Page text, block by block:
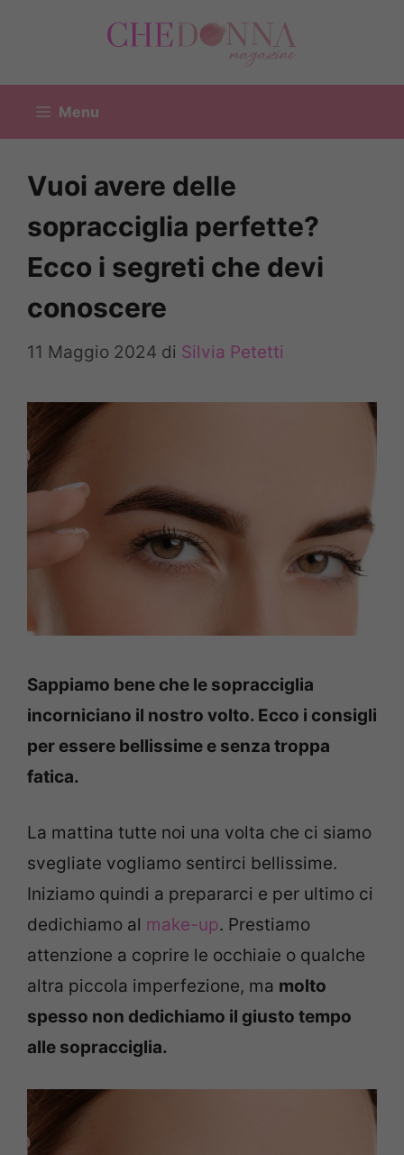
Menu
Vuoi avere delle
sopracciglia perfette?
Ecco i segreti che devi
conoscere
11 Maggio 2024 di Silvia Petetti
Sappiamo bene che le sopracciglia
incorniciano il nostro volto. Ecco i consigli
per essere bellissime e senza troppa
fatica.
La mattina tutte noi una volta che ci siamo
svegliate vogliamo sentirci bellissime.
Iniziamo quindi a prepararci e per ultimo ci
dedichiamo al make-up. Prestiamo
attenzione a coprire le occhiaie o qualche
altra piccola imperfezione, ma molto
spesso non dedichiamo il giusto tempo
alle sopracciglia.